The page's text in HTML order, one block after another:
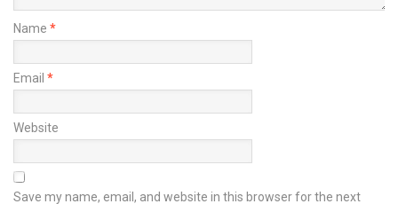
Name *
Email *
Website
Save my name, email, and website in this browser for the next